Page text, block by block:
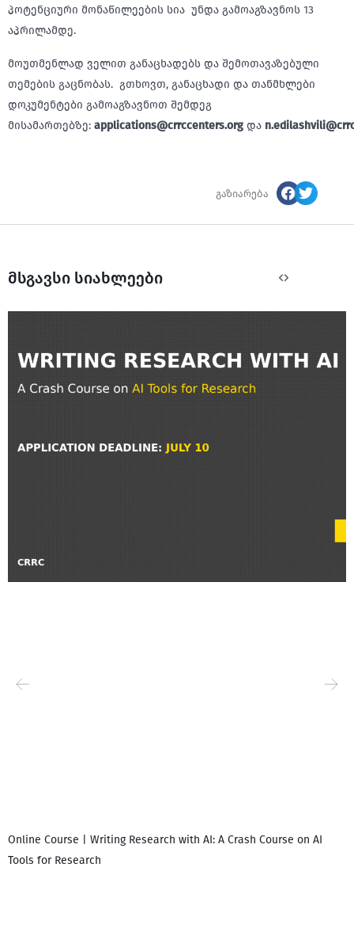
პოტენციური მონაწილეების სია უნდა გამოაგზავნოს 13
აპრილამდე.
მოუთმენლად ველით განაცხადებს და შემოთავაზებული
თემების გაცნობას. გთხოვთ, განაცხადი და თანმხლები
დოკუმენტები გამოაგზავნოთ შემდეგ
მისამართებზე: applications@crrccenters.org და
გაზიარება
მსგავსი სიახლეები
Online Course | Writing Research with AI: A Crash Course on AI
Tools for Research